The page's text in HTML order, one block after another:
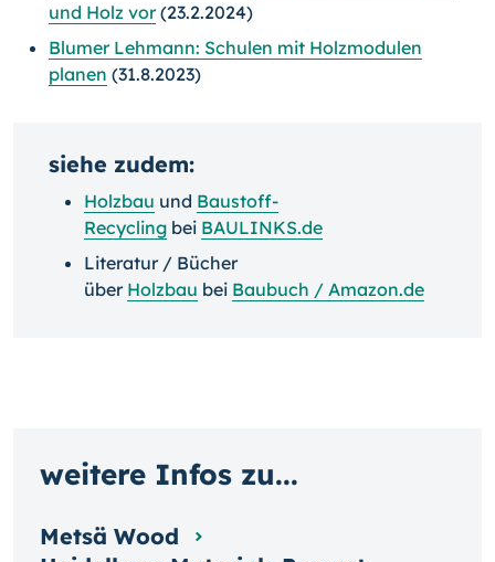
und Holz vor(23.2.2024)
Blumer Lehmann: Schulen mit Holzmodulen
planen (31.8.2023)
siehe zudem:
Holzbau und Baustoff-
Recycling bei BAULINKS.de
Literatur / Bücher
über Holzbau bei Baubuch / Amazon.de
weitere Infos zu...
Metsä Wood